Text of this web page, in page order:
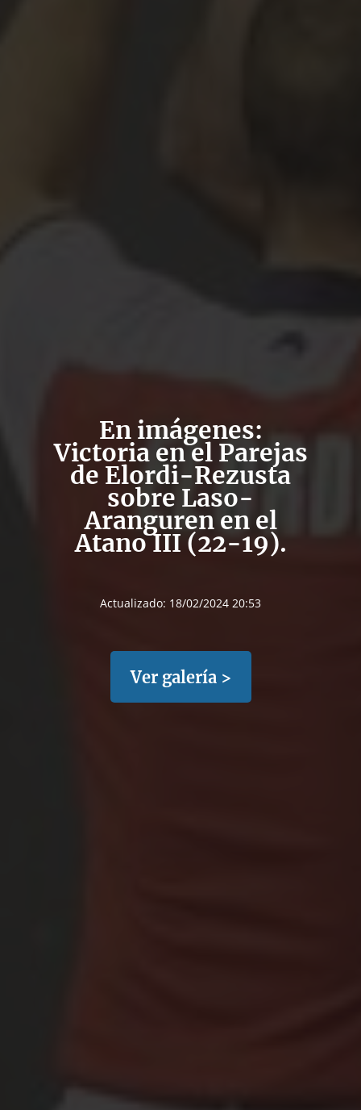
En imágenes:
Victoria en el Parejas
de Elordi-Rezusta
sobre Laso-
Aranguren en el
Atano III (22-19).
Actualizado: 18/02/2024 20:53
Ver galería >